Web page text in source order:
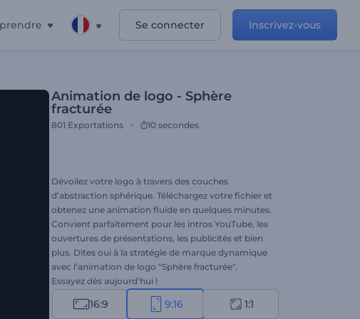
Se connecter Inscrivez-vous
Animation de logo - Sphère
fracturée
801 Exportations 10 secondes
Dévoilez votre logo à travers des couches
d’abstraction sphérique. Téléchargez votre fichier et
obtenez une animation fluide en quelques minutes.
Convient parfaitement pour les intros YouTube, les
ouvertures de présentations, les publicités et bien
plus. Dites oui à la stratégie de marque dynamique
avec l’animation de logo "Sphère fracturée".
Essayez dès aujourd’hui !
16:9 9:16 1:1